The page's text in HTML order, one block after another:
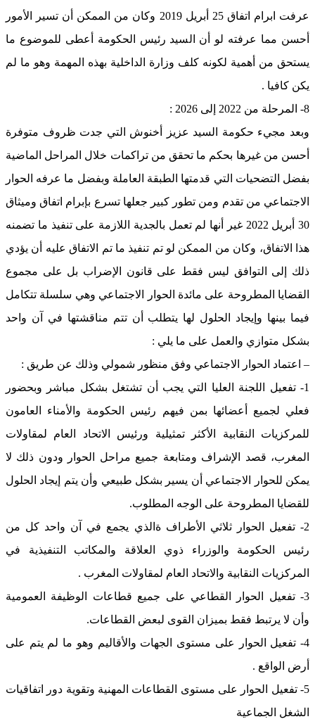
عرفت ابرام اتفاق 25 أبريل 2019 وكان من الممكن أن تسير الأمور
أحسن مما عرفته لو أن السيد رئيس الحكومة أعطى للموضوع ما
يستحق من أهمية لكونه كلف وزارة الداخلية بهذه المهمة وهو ما لم
يكن كافيا .
8- المرحلة من 2022 إلى 2026 :
وبعد مجيء حكومة السيد عزيز أخنوش التي جدت ظروف متوفرة
أحسن من غيرها بحكم ما تحقق من تراكمات خلال المراحل الماضية
بفضل التضحيات التي قدمتها الطبقة العاملة وبفضل ما عرفه الحوار
الاجتماعي من تقدم ومن تطور كبير جعلها تسرع بإبرام اتفاق وميثاق
30 أبريل 2022 غير أنها لم تعمل بالجدية اللازمة على تنفيذ ما تضمنه
هذا الاتفاق، وكان من الممكن لو تم تنفيذ ما تم الاتفاق عليه أن يؤدي
ذلك إلى التوافق ليس فقط على قانون الإضراب بل على مجموع
القضايا المطروحة على مائدة الحوار الاجتماعي وهي سلسلة تتكامل
فيما بينها وإيجاد الحلول لها يتطلب أن تتم مناقشتها في آن واحد
بشكل متوازي والعمل على ما يلي :
– اعتماد الحوار الاجتماعي وفق منظور شمولي وذلك عن طريق :
1- تفعيل اللجنة العليا التي يجب أن تشتغل بشكل مباشر وبحضور
فعلي لجميع أعضائها بمن فيهم رئيس الحكومة والأمناء العامون
للمركزيات النقابية الأكثر تمثيلية ورئيس الاتحاد العام لمقاولات
المغرب، قصد الإشراف ومتابعة جميع مراحل الحوار ودون ذلك لا
يمكن للحوار الاجتماعي أن يسير بشكل طبيعي وأن يتم إيجاد الحلول
للقضايا المطروحة على الوجه المطلوب.
2- تفعيل الحوار ثلاثي الأطراف ةالذي يجمع في آن واحد كل من
رئيس الحكومة والوزراء ذوي العلاقة والمكاتب التنفيذية في
المركزيات النقابية والاتحاد العام لمقاولات المغرب .
3- تفعيل الحوار القطاعي على جميع قطاعات الوظيفة العمومية
وأن لا يرتبط فقط بميزان القوى لبعض القطاعات.
4- تفعيل الحوار على مستوى الجهات والأقاليم وهو ما لم يتم على
أرض الواقع .
5- تفعيل الحوار على مستوى القطاعات المهنية وتقوية دور اتفاقيات
الشغل الجماعية